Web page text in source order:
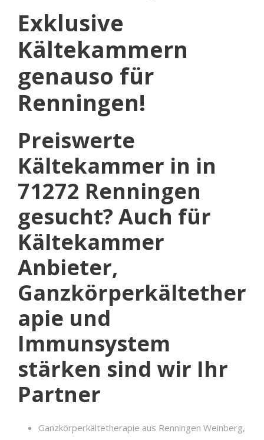
Exklusive
Kältekammern
genauso für
Renningen!
Preiswerte
Kältekammer in in
71272 Renningen
gesucht? Auch für
Kältekammer
Anbieter,
Ganzkörperkältether
apie und
Immunsystem
stärken sind wir Ihr
Partner
Ganzkörperkältetherapie aus Renningen Weinberg,